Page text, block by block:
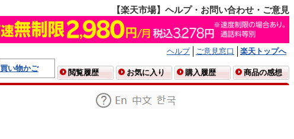
【楽天市場】ヘルプ・お問い合わせ・ご意見
ヘルプ ご意見窓口
楽天トップへ
買い物かご
閲覧履歴 お気に入り 購入履歴 商品の感想